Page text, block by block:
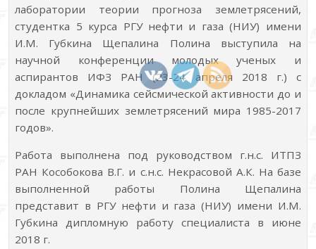
лаборатории теории прогноза землетрясений,
студентка 5 курса РГУ нефти и газа (НИУ) имени
И.М. Губкина Щепалина Полина выступила на
научной конференции молодых ученых и
аспирантов ИФЗ РАН (23-24 апреля 2018 г.) с
докладом «Динамика сейсмической активности до и
после крупнейших землетрясений мира 1985-2017
годов».
Работа выполнена под руководством г.н.с. ИТПЗ
РАН Кособокова В.Г. и с.н.с. Некрасовой А.К. На базе
выполненной работы Полина Щепалина
представит в РГУ нефти и газа (НИУ) имени И.М.
Губкина дипломную работу специалиста в июне
2018 г.